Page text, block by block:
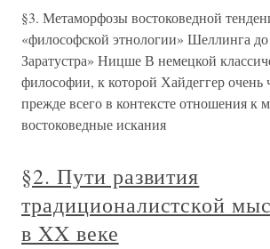
§3. Метаморфозы востоковедной
«философской этнологии» Шеллинга
Заратустра» Ницше В немецкой
философии, к которой Хайдеггер очень
прежде всего в контексте отношения к
востоковедные искания
§2. Пути развития
традиционалистской
в XX веке